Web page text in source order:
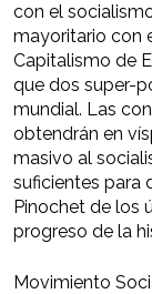
con el
mayoritario con
Capitalismo de
que dos super-
mundial. Las
obtendrán en
masivo al
suficientes para
Pinochet de los
progreso de la
Movimiento